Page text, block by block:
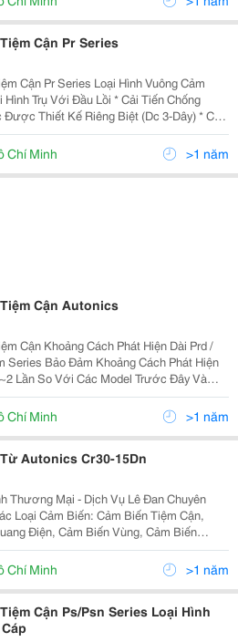
Cận Pr Series
Cận Pr Series Loại Hình Vuông Cảm
Với Đầu Lồi * Cải Tiến Chống
Được Thiết Kế Riêng Biệt (Dc 3-Dây) * Có
Nối Ngược Cực Nguồn (Dc 3-Dây) * Có
Quá Áp * Có Mạch Bảo Vệ Quá Dòng
Chí Minh >1 năm
Cận Autonics
Cận Khoảng Cách Phát Hiện Dài Prd /
Series Bảo Đảm Khoảng Cách Phát Hiện
Lần So Với Các Model Trước Đây Và
Đặc Tính Chống Nhiễu Siêu Đẳng Bậc
Bằng Ic Được Thiết Kế Chuyên Dụng.
Chí Minh >1 năm
Autonics Cr30-15Dn
Thương Mại - Dịch Vụ Lê Đan Chuyên
Loại Cảm Biến: Cảm Biến Tiệm Cận,
Điện, Cảm Biến Vùng, Cảm Biến
Cảm Biến Sợi Quang, Cảm Biến Áp
Vòng Quay Của Autonics Mọi Thông
Chí Minh >1 năm
Cận Ps/Psn Series Loại Hình